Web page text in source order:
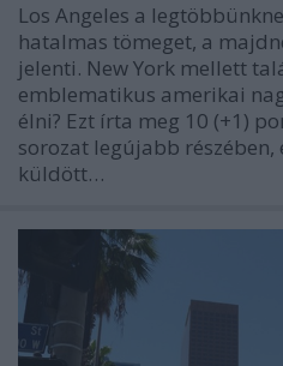
Los Angeles a
hatalmas tömeget, a
jelenti. New York mellett
emblematikus amerikai
élni? Ezt írta meg 10 (+1)
sorozat legújabb részében,
küldött…